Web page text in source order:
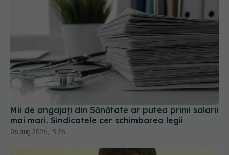
Mii de angajați din Sănătate ar putea primi salarii
mai mari. Sindicatele cer schimbarea legii
06 aug 2026, 19:26